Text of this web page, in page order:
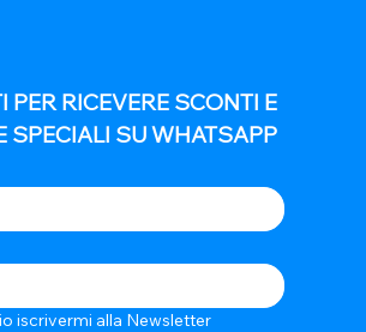
PER RICEVERE SCONTI E
SPECIALI SU WHATSAPP
iscrivermi alla Newsletter